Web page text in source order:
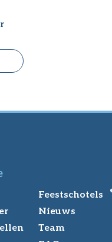
Feestschotels
Nieuws
Team